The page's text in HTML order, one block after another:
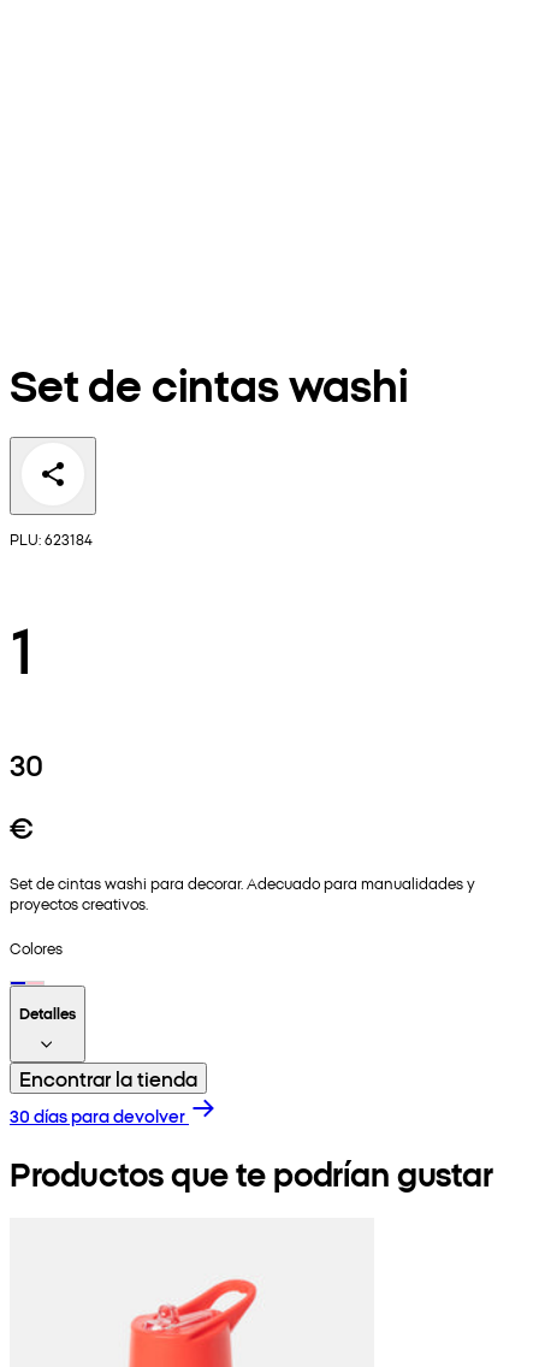
Set de cintas washi
PLU: 623184
1
30
€
Set de cintas washi para decorar. Adecuado para manualidades y
proyectos creativos.
Colores
Detalles
Encontrar la tienda
30 días para devolver
Productos que te podrían gustar